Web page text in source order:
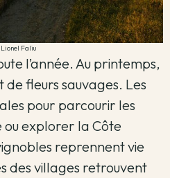
Faliu
l’année. Au printemps,
de fleurs sauvages. Les
pour parcourir les
ou explorer la Côte
reprennent vie
des villages retrouvent